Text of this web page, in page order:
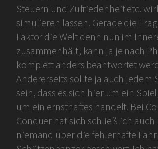
Steuern und Zufriedenheit etc.
simulieren lassen. Gerade die
Faktor die Welt denn nun im
zusammenhält, kann ja je nach
komplett anders beantwortet
Andererseits sollte ja auch jedem
sein, dass es sich hier um ein
um ein ernsthaftes handelt. Bei
Conquer hat sich schließlich auch
niemand über die fehlerhafte